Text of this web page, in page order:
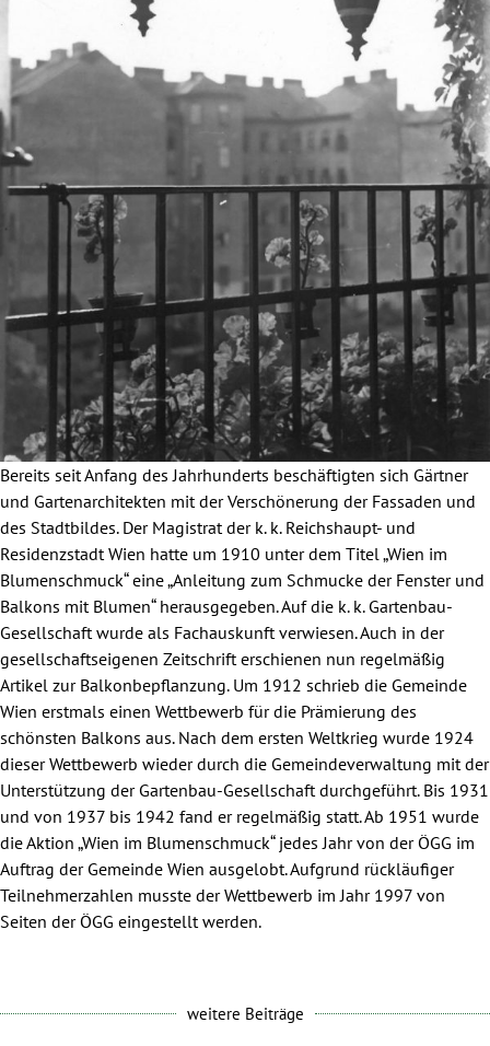
Bereits seit Anfang des Jahrhunderts beschäftigten sich Gärtner
und Gartenarchitekten mit der Verschönerung der Fassaden und
des Stadtbildes. Der Magistrat der k. k. Reichshaupt- und
Residenzstadt Wien hatte um 1910 unter dem Titel „Wien im
Blumenschmuck“ eine „Anleitung zum Schmucke der Fenster und
Balkons mit Blumen“ herausgegeben. Auf die k. k. Gartenbau-
Gesellschaft wurde als Fachauskunft verwiesen. Auch in der
gesellschaftseigenen Zeitschrift erschienen nun regelmäßig
Artikel zur Balkonbepflanzung. Um 1912 schrieb die Gemeinde
Wien erstmals einen Wettbewerb für die Prämierung des
schönsten Balkons aus. Nach dem ersten Weltkrieg wurde 1924
dieser Wettbewerb wieder durch die Gemeindeverwaltung mit der
Unterstützung der Gartenbau-Gesellschaft durchgeführt. Bis 1931
und von 1937 bis 1942 fand er regelmäßig statt. Ab 1951 wurde
die Aktion „Wien im Blumenschmuck“ jedes Jahr von der ÖGG im
Auftrag der Gemeinde Wien ausgelobt. Aufgrund rückläufiger
Teilnehmerzahlen musste der Wettbewerb im Jahr 1997 von
Seiten der ÖGG eingestellt werden.
weitere Beiträge